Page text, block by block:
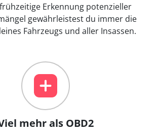
Erkennung potenzieller
gewährleistest du immer die
Fahrzeugs und aller Insassen.
mehr als OBD2